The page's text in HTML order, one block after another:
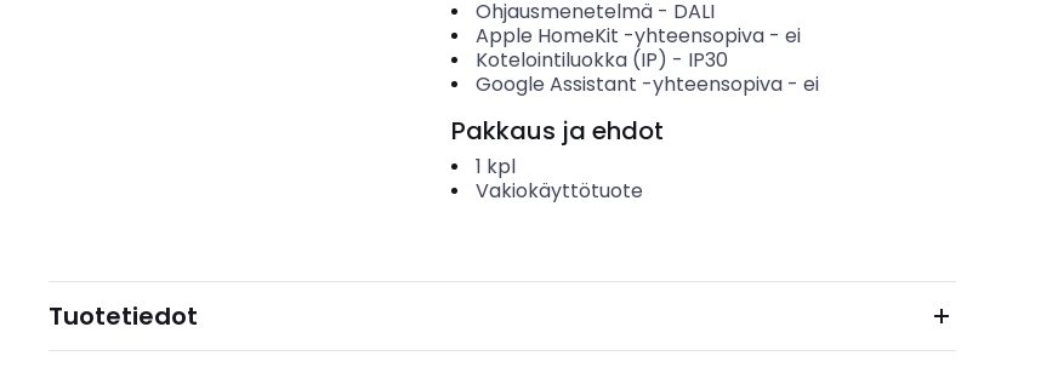
Ohjausmenetelmä- DALI
Apple HomeKit -yhteensopiva- ei
Kotelointiluokka (IP) - IP30
Google Assistant -yhteensopiva- ei
Pakkaus ja ehdot
1 kpl
Vakiokäyttötuote
Tuotetiedot